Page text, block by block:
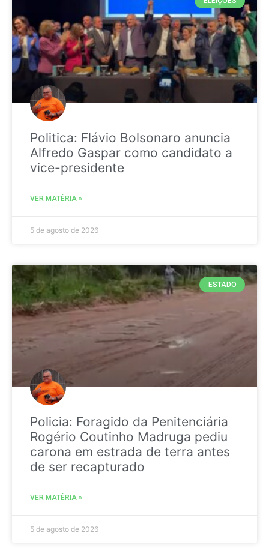
Politica: Flávio Bolsonaro anuncia
Alfredo Gaspar como candidato a
vice-presidente
VER MATÉRIA »
5 de agosto de 2026
ESTADO
Policia: Foragido da Penitenciária
Rogério Coutinho Madruga pediu
carona em estrada de terra antes
de ser recapturado
VER MATÉRIA »
5 de agosto de 2026